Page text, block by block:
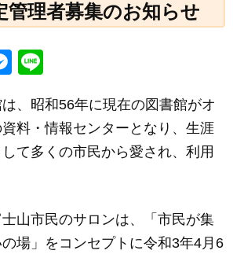
管理者募集のお知らせ
M
ss
e
n
er
e
、昭和56年に現在の図書館がオ
料・情報センターとなり、生涯
て多くの市民から愛され、利用
山市民のサロンは、「市民が集
場」をコンセプトに令和3年4月6